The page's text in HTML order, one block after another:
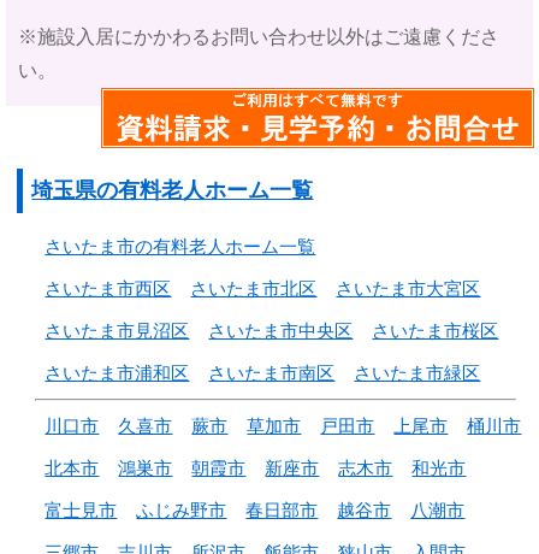
※施設入居にかかわるお問い合わせ以外はご遠慮くださ
い。
埼玉県の有料老人ホーム一覧
さいたま市の有料老人ホーム一覧
さいたま市西区 さいたま市北区 さいたま市大宮区
さいたま市見沼区 さいたま市中央区 さいたま市桜区
さいたま市浦和区 さいたま市南区 さいたま市緑区
川口市 久喜市 蕨市 草加市 戸田市 上尾市 桶川市
北本市 鴻巣市 朝霞市 新座市 志木市 和光市
富士見市 ふじみ野市 春日部市 越谷市 八潮市